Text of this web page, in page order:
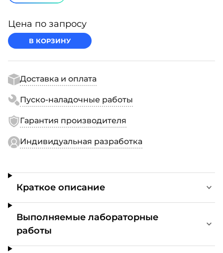
Цена по запросу
В КОРЗИНУ
Доставка и оплата
Пуско-наладочные работы
Гарантия производителя
Индивидуальная разработка
Краткое описание
Выполняемые лабораторные
работы